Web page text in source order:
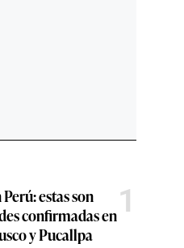
estas son
confirmadas en
y Pucallpa
1